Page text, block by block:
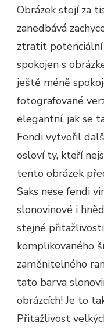
Obrázek stojí za
zanedbává
ztratit potenciální
spokojen s
ještě méně
fotografované
elegantní, jak se
Fendi vytvořil
osloví ty, kteří
tento obrázek
Saks nese fendi
slonovinové i
stejné
komplikovaného
zaměnitelného
tato barva
obrázcích! Je to
Přitažlivost